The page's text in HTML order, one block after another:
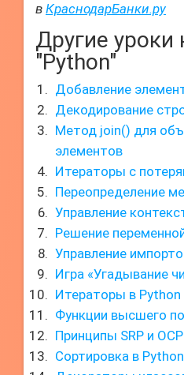
в КраснодарБанки.ру
Другие уроки
"Python"
Добавление
Декодирование
Метод join() для
элементов
Итераторы с
Переопределение
Управление
Решение
Управление
Игра «Угадывание
Итераторы в Python
Функции высшего
Принципы SRP и OCP
Сортировка в Python